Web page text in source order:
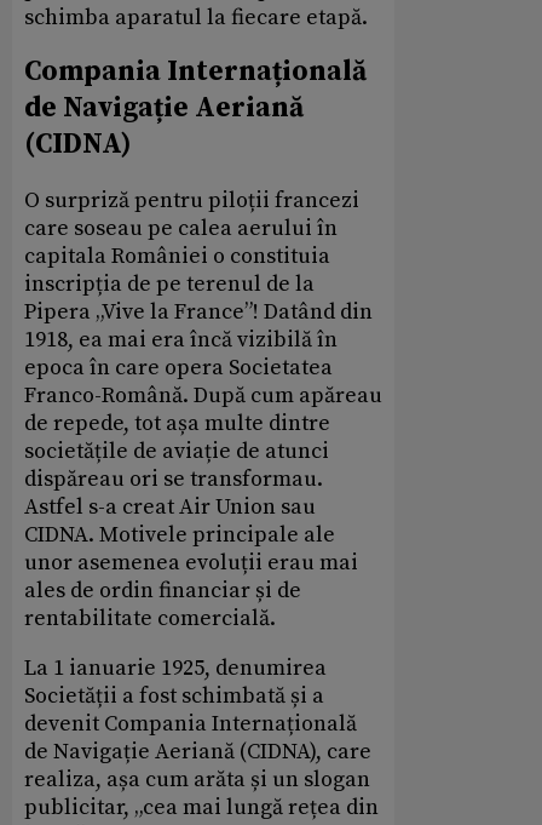
schimba aparatul la fiecare etapă.
Compania Internațională
de Navigație Aeriană
(CIDNA)
O surpriză pentru piloții francezi
care soseau pe calea aerului în
capitala României o constituia
inscripția de pe terenul de la
Pipera „Vive la France”! Datând din
1918, ea mai era încă vizibilă în
epoca în care opera Societatea
Franco-Română. După cum apăreau
de repede, tot așa multe dintre
societățile de aviație de atunci
dispăreau ori se transformau.
Astfel s-a creat Air Union sau
CIDNA. Motivele principale ale
unor asemenea evoluții erau mai
ales de ordin financiar și de
rentabilitate comercială.
La 1 ianuarie 1925, denumirea
Societății a fost schimbată și a
devenit Compania Internațională
de Navigație Aeriană (CIDNA), care
realiza, așa cum arăta și un slogan
publicitar, „cea mai lungă rețea din